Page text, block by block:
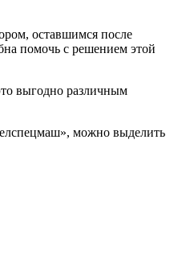
оставшимся после
помочь с решением этой
выгодно различным
можно выделить